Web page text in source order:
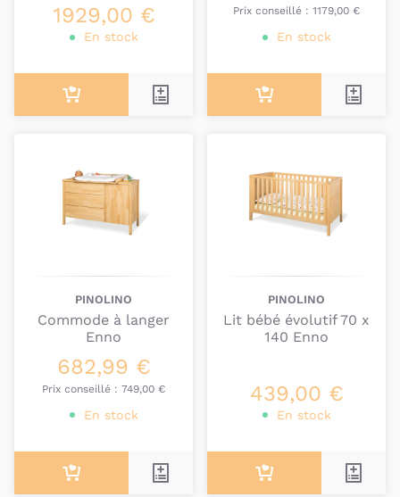
1929,00 €
En stock
Prix conseillé : 1179,00 €
En stock
PINOLINO
Commode à langer
Enno
682,99 €
Prix conseillé : 749,00 €
En stock
PINOLINO
Lit bébé évolutif 70 x
140 Enno
439,00 €
En stock